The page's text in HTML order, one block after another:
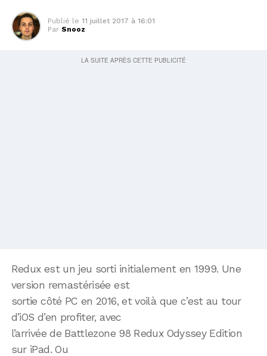
Publié le 11 juillet 2017 à 16:01
Par Snooz
Redux est un jeu sorti initialement en 1999. Une
version remastérisée est
sortie côté PC en 2016, et voilà que c’est au tour
d’iOS d’en profiter, avec
l’arrivée de Battlezone 98 Redux Odyssey Edition
sur iPad. Ou